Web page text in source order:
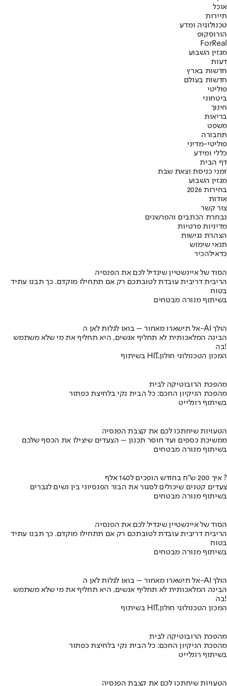
אוכל
תיירות
טכנולוגיה ומדע
הורוסקופ
ForReal
מגזין השבוע
דעות
חדשות בארץ
חדשות בעולם
פוליטי
ביטחוני
חינוך
בריאות
משפט
תחבורה
פוליטי-מדיני
כללי ומידע
דף הבית
זמני כניסת וצאת שבת
מגזין השבוע
בחירות 2026
אודות
צור קשר
נבחרת הכתבים והפרשנים
מדיניות פרטיות
הצהרת נגישות
תנאי שימוש
כדאילהכיר
הסוד של איינשטיין שיגדיל לכם את הפנסיה
הריבית דריבית עובדת לטובתכם רק אם תתחילו מוקדם. כך תבנו עתיד
בטוח
בשיתוף מנורה מבטחים
אל תישארו מאחור – בואו לגלות לאן ה-AI הולך
הבינה המלאכותית לא תחליף אנשים, היא תחליף את מי שלא משתמש
בה!
בשיתוף HIT,המכון הטכנולוגי חולון
מהפכת הרובוטיקה לבית
מהפכת הניקיון החכם: כל הבית נקי בלחיצת כפתור
בשיתוף רונלייט
הטעויות שיחתכו לכם את קצבת הפנסיה
ממשיכת כספים ועד חוסר תכנון – הצעדים שיצילו את הכסף שלכם
בשיתוף מנורה מבטחים
איך 200 ש"ח בחודש הופכים ל140 אלף ?
צעדים קטנים שיכולים לסגור את הבור הפנסיוני בין נשים לגברים
בשיתוף מנורה מבטחים
הסוד של איינשטיין שיגדיל לכם את הפנסיה
הריבית דריבית עובדת לטובתכם רק אם תתחילו מוקדם. כך תבנו עתיד
בטוח
בשיתוף מנורה מבטחים
אל תישארו מאחור – בואו לגלות לאן ה-AI הולך
הבינה המלאכותית לא תחליף אנשים, היא תחליף את מי שלא משתמש
בה!
בשיתוף HIT,המכון הטכנולוגי חולון
מהפכת הרובוטיקה לבית
מהפכת הניקיון החכם: כל הבית נקי בלחיצת כפתור
בשיתוף רונלייט
הטעויות שיחתכו לכם את קצבת הפנסיה